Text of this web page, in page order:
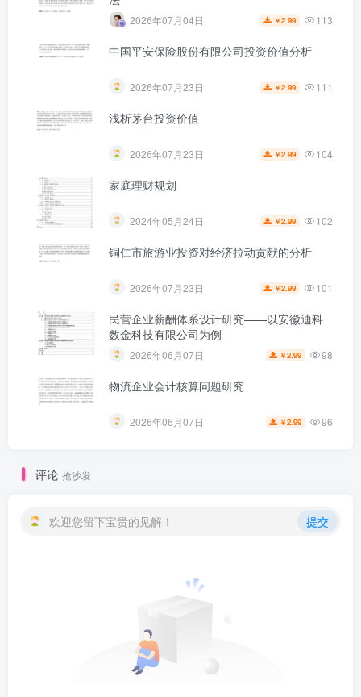
2026年07月04日 ￥2.99 113
中国平安保险股份有限公司投资价值分析
2026年07月23日 ￥2.99 111
浅析茅台投资价值
2026年07月23日 ￥2.99 104
家庭理财规划
2024年05月24日 ￥2.99 102
铜仁市旅游业投资对经济拉动贡献的分析
2026年07月23日 ￥2.99 101
民营企业薪酬体系设计研究——以安徽迪科
数金科技有限公司为例
2026年06月07日 ￥2.99 98
物流企业会计核算问题研究
2026年06月07日 ￥2.99 96
评论 抢沙发
欢迎您留下宝贵的见解！ 提交